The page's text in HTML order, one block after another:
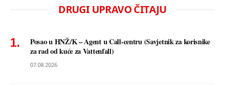
DRUGI UPRAVO ČITAJU
Posao u HNŽ/K – Agent u Call-centru (Savjetnik za korisnike
za rad od kuće za Vattenfall)
07.08.2026